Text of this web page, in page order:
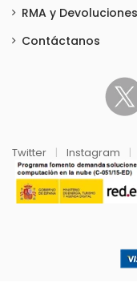
RMA y Devoluciones
Contáctanos
Twitter | Instagram |